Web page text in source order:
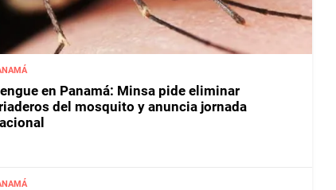
en Panamá: Minsa pide eliminar
del mosquito y anuncia jornada